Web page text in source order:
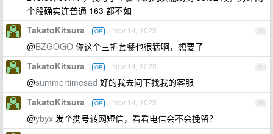
个段确实连普通 163 都不如
33
TakatoKitsura OP Nov 14, 2025
@BZGOGO 你这个三折套餐也很猛啊，想要了
34
TakatoKitsura OP Nov 14, 2025
@summertimesad 好的我去问下找我的客服
35
TakatoKitsura OP Nov 14, 2025
@ybyx 发个携号转网短信，看看电信会不会挽留？